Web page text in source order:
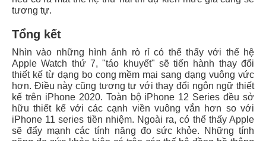
tương tự.
Tổng kết
Nhìn vào những hình ảnh rò rỉ có thể thấy với thế hệ
Apple Watch thứ 7, "táo khuyết" sẽ tiến hành thay đổi
thiết kế từ dạng bo cong mềm mại sang dạng vuông vức
hơn. Điều này cũng tương tự với thay đổi ngôn ngữ thiết
kế trên iPhone 2020. Toàn bộ iPhone 12 Series đều sở
hữu thiết kế với các cạnh viền vuông vắn hơn so với
iPhone 11 series tiền nhiệm. Ngoài ra, có thể thấy Apple
sẽ đẩy mạnh các tính năng đo sức khỏe. Những tính